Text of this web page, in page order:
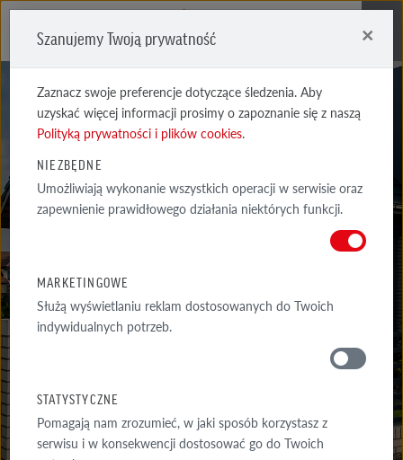
REALIZACJE
GALERIA
ELEWACJA
Szanujemy Twoją prywatność ×
Zaznacz swoje preferencje dotyczące śledzenia. Aby
uzyskać więcej informacji prosimy o zapoznanie się z naszą
Polityką prywatności i plików cookies.
NIEZBĘDNE
Umożliwiają wykonanie wszystkich operacji w serwisie oraz
zapewnienie prawidłowego działania niektórych funkcji.
MARKETINGOWE
Służą wyświetlaniu reklam dostosowanych do Twoich
indywidualnych potrzeb.
STATYSTYCZNE
Pomagają nam zrozumieć, w jaki sposób korzystasz z
serwisu i w konsekwencji dostosować go do Twoich